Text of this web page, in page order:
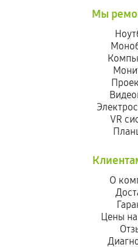
Мы
VR
О
Цены